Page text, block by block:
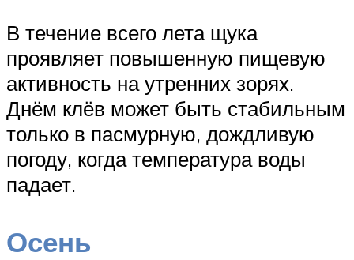
В течение всего лета щука
проявляет повышенную пищевую
активность на утренних зорях.
Днём клёв может быть стабильным
только в пасмурную, дождливую
погоду, когда температура воды
падает.
Осень